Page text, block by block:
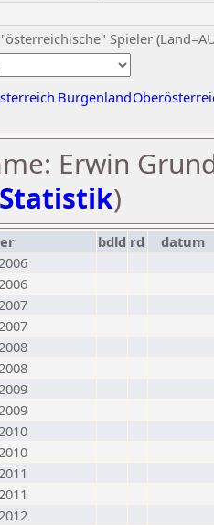
Spieler
Burgenland
Erwin
)
bdld rd
datum